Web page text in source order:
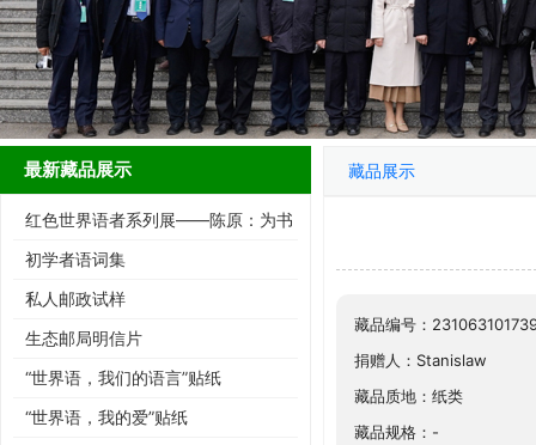
最新藏品展示
红色世界语者系列展——陈原：为书
而生的跨界智者
初学者语词集
私人邮政试样
生态邮局明信片
“世界语，我们的语言”贴纸
“世界语，我的爱”贴纸
藏品展示
藏品编号：
捐赠人：Stanislaw
藏品质地：纸类
藏品规格：-